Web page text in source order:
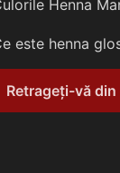
Henna
este henna
Retrageți-vă